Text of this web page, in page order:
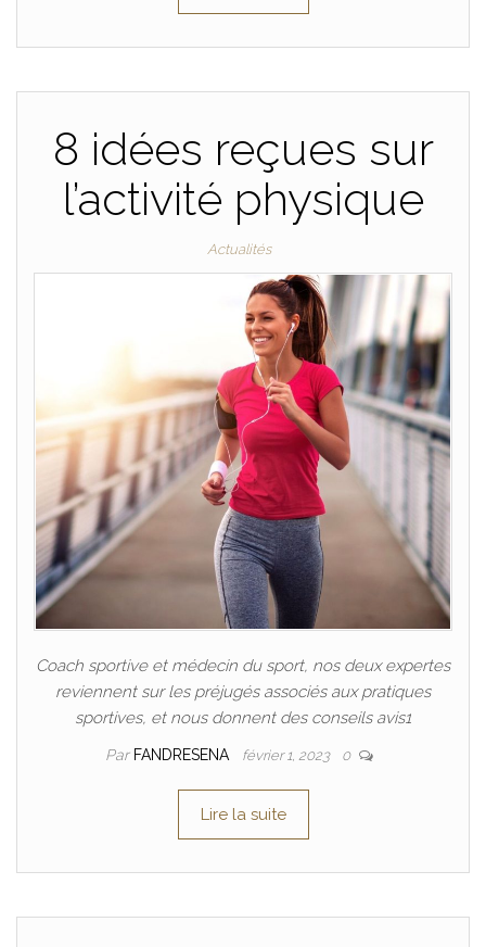
8 idées reçues sur
l’activité physique
Actualités
Coach sportive et médecin du sport, nos deux expertes
reviennent sur les préjugés associés aux pratiques
sportives, et nous donnent des conseils avis1
Par FANDRESENA février 1, 2023 0
Lire la suite